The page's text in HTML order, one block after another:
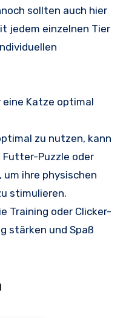
sollten auch hier
jedem einzelnen Tier
eine Katze optimal
zu nutzen, kann
Puzzle oder
ihre physischen
stimulieren.
Training oder Clicker-
stärken und Spaß